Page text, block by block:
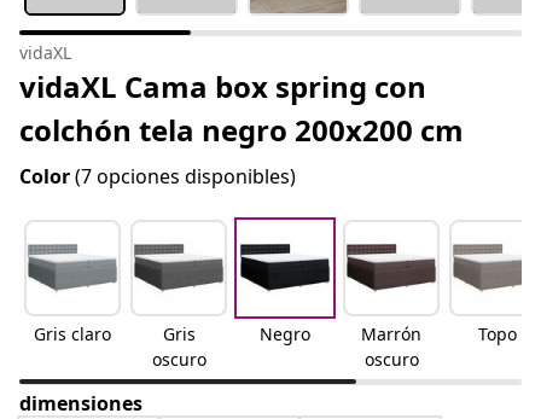
vidaXL
vidaXL Cama box spring con
colchón tela negro 200x200 cm
Color(7 opciones disponibles)
Gris claro
Gris
oscuro
Negro
Marrón
oscuro
Topo
dimensiones